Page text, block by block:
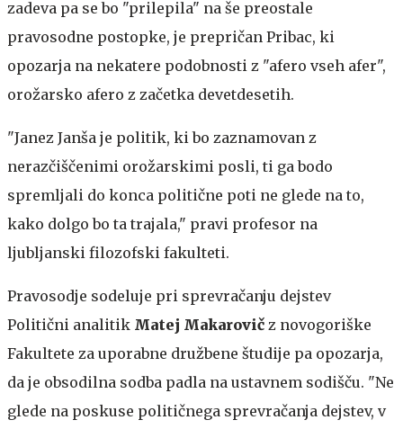
zadeva pa se bo "prilepila" na še preostale
pravosodne postopke, je prepričan Pribac, ki
opozarja na nekatere podobnosti z "afero vseh afer",
orožarsko afero z začetka devetdesetih.
"Janez Janša je politik, ki bo zaznamovan z
nerazčiščenimi orožarskimi posli, ti ga bodo
spremljali do konca politične poti ne glede na to,
kako dolgo bo ta trajala," pravi profesor na
ljubljanski filozofski fakulteti.
Pravosodje sodeluje pri sprevračanju dejstev
Politični analitik Matej Makarovič z novogoriške
Fakultete za uporabne družbene študije pa opozarja,
da je obsodilna sodba padla na ustavnem sodišču. "Ne
glede na poskuse političnega sprevračanja dejstev, v